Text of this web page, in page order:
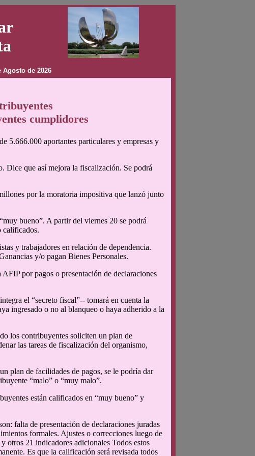
Agosto de 2026
cumplidores
5.666.000 aportantes particulares y empresas y
Dice que así mejora la fiscalización. Se podrá
por la moratoria impositiva que lanzó junto
bueno”. A partir del viernes 20 se podrá
calificados.
y trabajadores en relación de dependencia.
y/o pagan Bienes Personales.
por pagos o presentación de declaraciones
el “secreto fiscal”-- tomará en cuenta la
ingresado o no al blanqueo o haya adherido a la
los contribuyentes soliciten un plan de
las tareas de fiscalización del organismo,
plan de facilidades de pagos, se le podría dar
“malo” o “muy malo”.
están calificados en “muy bueno” y
falta de presentación de declaraciones juradas
formales. Ajustes o correcciones luego de
otros 21 indicadores adicionales Todos estos
Es que la calificación será revisada todos